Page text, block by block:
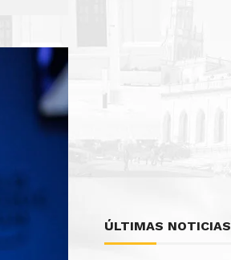
ÚLTIMAS NOTICIAS